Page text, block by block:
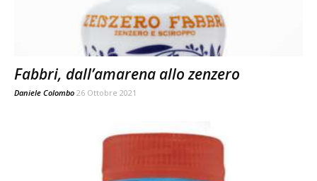
Fabbri, dall’amarena allo zenzero
Daniele Colombo 26 Ottobre 2021